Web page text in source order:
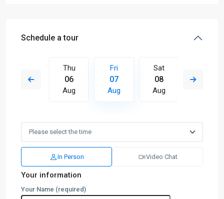
Schedule a tour
15
Thu
06
Aug
Fri
07
Aug
Sat
08
Aug
In Person Video Chat
Your information
Your Name (required)